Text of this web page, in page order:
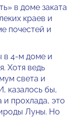
в доме заката
краев и
почестей и
в 4-м доме и
Хотя ведь
света и
казалось бы,
и прохлада, это
Луны. Но